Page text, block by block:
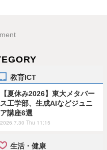
教育ICT
【夏休み2026】東大メタバー
ス工学部、生成AIなどジュニ
ア講座6選
2026.7.30 Thu 11:15
生活・健康